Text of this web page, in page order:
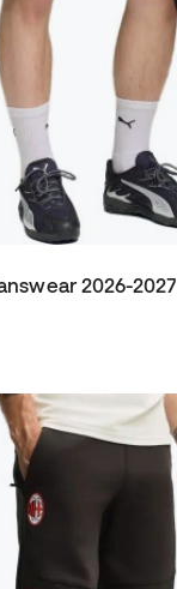
2026-2027